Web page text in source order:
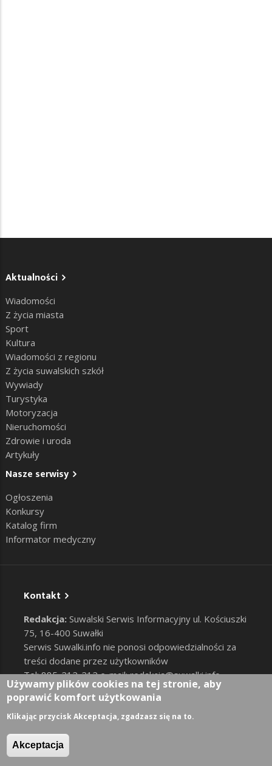
Aktualności
Wiadomości
Z życia miasta
Sport
Kultura
Wiadomości z regionu
Z życia suwalskich szkół
Wywiady
Turystyka
Motoryzacja
Nieruchomości
Zdrowie i uroda
Artykuły
Nasze serwisy
Ogłoszenia
Konkursy
Katalog firm
Informator medyczny
Kontakt
Redakcja: Suwalski Serwis Informacyjny ul. Kościuszki
75, 16-400 Suwałki
Serwis Suwalki.info nie ponosi odpowiedzialności za
treści dodane przez użytkowników
Tel: 885-212-212 e-mail:redakcja@suwalki.info,
reklama@suwalki.info
RODO |Cookies
User account menu
Zaloguj
Używamy plików cookies na tej stronie, aby
poprawić komfort użytkowania
Klikając przycisk Akceptacja, zgadzasz się na to.
Akceptacja